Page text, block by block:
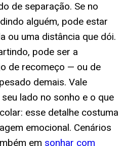
de separação. Se no
alguém, pode estar
ou uma distância que dói.
pode ser a
de recomeço — ou de
demais. Vale
lado no sonho e o que
esse detalhe costuma
emocional. Cenários
em sonhar com